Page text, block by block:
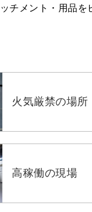
チメント・用品
火気厳禁の場所
高稼働の現場